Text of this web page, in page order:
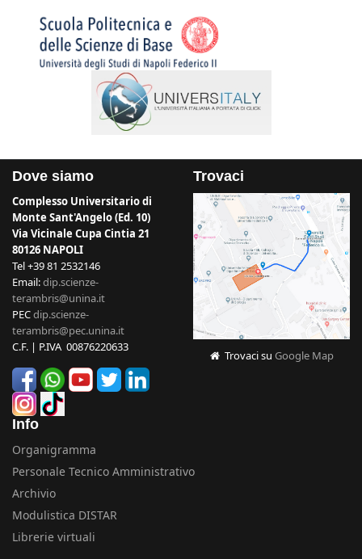
Dove siamo
Complesso Universitario di
Monte Sant'Angelo (Ed. 10)
Via Vicinale Cupa Cintia 21
80126 NAPOLI
Tel +39 81 2532146
Email:dip.scienze-
terambris@unina.it
PECdip.scienze-
terambris@pec.unina.it
C.F. | P.IVA 00876220633
Trovaci
Trovaci su Google Map
Info
Organigramma
Personale Tecnico Amministrativo
Archivio
Modulistica DISTAR
Librerie virtuali